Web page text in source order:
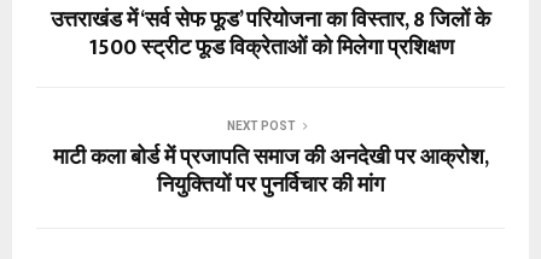
उत्तराखंड में ‘सर्व सेफ फूड’ परियोजना का विस्तार, 8 जिलों के
1500 स्ट्रीट फूड विक्रेताओं को मिलेगा प्रशिक्षण
NEXT POST
माटी कला बोर्ड में प्रजापति समाज की अनदेखी पर आक्रोश,
नियुक्तियों पर पुनर्विचार की मांग